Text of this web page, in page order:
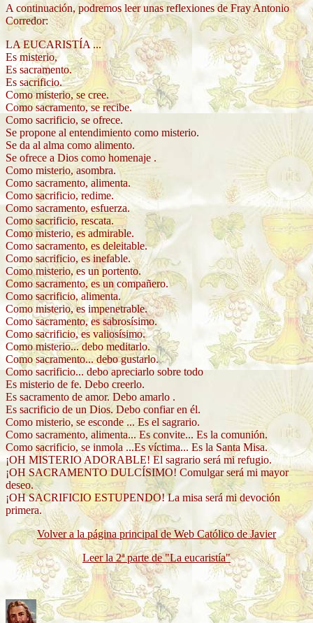
A continuación, podremos leer unas reflexiones de Fray Antonio
Corredor:
LA EUCARISTÍA ...
Es misterio,
Es sacramento.
Es sacrificio.
Como misterio, se cree.
Como sacramento, se recibe.
Como sacrificio, se ofrece.
Se propone al entendimiento como misterio.
Se da al alma como alimento.
Se ofrece a Dios como homenaje .
Como misterio, asombra.
Como sacramento, alimenta.
Como sacrificio, redime.
Como sacramento, esfuerza.
Como sacrificio, rescata.
Como misterio, es admirable.
Como sacramento, es deleitable.
Como sacrificio, es inefable.
Como misterio, es un portento.
Como sacramento, es un compañero.
Como sacrificio, alimenta.
Como misterio, es impenetrable.
Como sacramento, es sabrosísimo.
Como sacrificio, es valiosísimo.
Como misterio... debo meditarlo.
Como sacramento... debo gustarlo.
Como sacrificio... debo apreciarlo sobre todo
Es misterio de fe. Debo creerlo.
Es sacramento de amor. Debo amarlo .
Es sacrificio de un Dios. Debo confiar en él.
Como misterio, se esconde ... Es el sagrario.
Como sacramento, alimenta... Es convite... Es la comunión.
Como sacrificio, se inmola ...Es víctima... Es la Santa Misa.
¡OH MISTERIO ADORABLE! El sagrario será mi refugio.
¡OH SACRAMENTO DULCÍSIMO! Comulgar será mi mayor
deseo.
¡OH SACRIFICIO ESTUPENDO! La misa será mi devoción
primera.
Volver a la página principal de Web Católico de Javier
Leer la 2ª parte de "La eucaristía"